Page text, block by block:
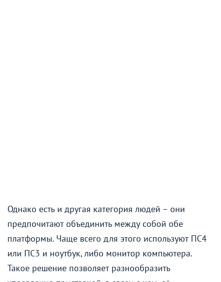
Однако есть и другая категория людей – они
предпочитают объединить между собой обе
платформы. Чаще всего для этого используют ПС4
или ПС3 и ноутбук, либо монитор компьютера.
Такое решение позволяет разнообразить